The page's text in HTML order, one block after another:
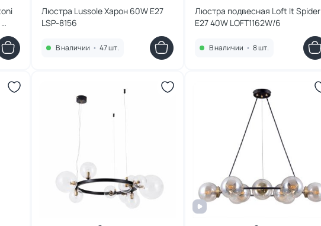
Люстра Lussole Харон 60W E27
LSP-8156
В наличии • 47 шт.
Люстра подвесная Loft It Spider
E27 40W LOFT1162W/6
В наличии • 8 шт.